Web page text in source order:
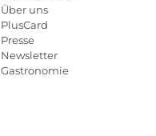
Über uns
PlusCard
Presse
Newsletter
Gastronomie